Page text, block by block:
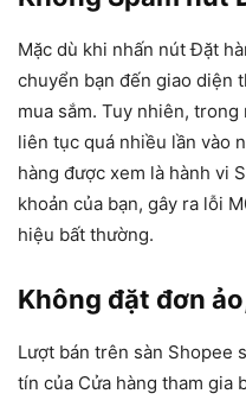
Mặc dù khi nhấn nút Đặt
chuyển bạn đến giao diện
mua sắm. Tuy nhiên,
liên tục quá nhiều lần vào
hàng được xem là hành vi
khoản của bạn, gây ra lỗi
hiệu bất thường.
Không đặt đơn
Lượt bán trên sàn Shopee
tín của Cửa hàng tham gia